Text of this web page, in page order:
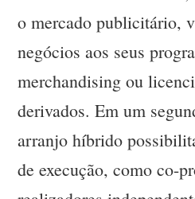
o mercado publicitário,
negócios aos seus
merchandising ou
derivados. Em um
arranjo híbrido
de execução, como co-